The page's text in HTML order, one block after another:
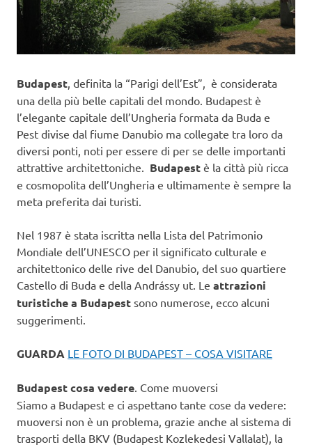
Budapest, definita la “Parigi dell’Est”, è considerata
una della più belle capitali del mondo. Budapest è
l’elegante capitale dell’Ungheria formata da Buda e
Pest divise dal fiume Danubio ma collegate tra loro da
diversi ponti, noti per essere di per se delle importanti
attrattive architettoniche. Budapest è la città più ricca
e cosmopolita dell’Ungheria e ultimamente è sempre la
meta preferita dai turisti.
Nel 1987 è stata iscritta nella Lista del Patrimonio
Mondiale dell’UNESCO per il significato culturale e
architettonico delle rive del Danubio, del suo quartiere
Castello di Buda e della Andrássy ut. Le attrazioni
turistiche a Budapest sono numerose, ecco alcuni
suggerimenti.
GUARDA LE FOTO DI BUDAPEST – COSA VISITARE
Budapest cosa vedere. Come muoversi
Siamo a Budapest e ci aspettano tante cose da vedere:
muoversi non è un problema, grazie anche al sistema di
trasporti della BKV (Budapest Kozlekedesi Vallalat), la